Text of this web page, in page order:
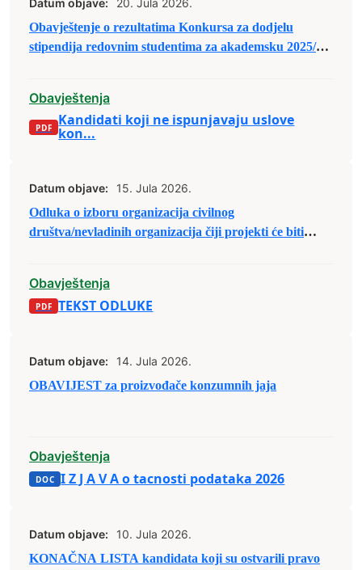
Datum objave:
20. Jula 2026.
Obavještenje o rezultatima Konkursa za dodjelu
stipendija redovnim studentima za akademsku 2025/26.
Obavještenja
Kandidati koji ne ispunjavaju uslove
kon...
Datum objave:
15. Jula 2026.
Odluka o izboru organizacija civilnog
društva/nevladinih organizacija čiji projekti će biti
područja Grada Zenica za predaju prijedloga
projekata u sklopu raspodjele budžetskih sredstava za
Obavještenja
TEKST ODLUKE
Datum objave:
14. Jula 2026.
OBAVIJEST za proizvođače konzumnih jaja
Obavještenja
I Z J A V A o tacnosti podataka 2026
Datum objave:
10. Jula 2026.
KONAČNA LISTA kandidata koji su ostvarili pravo